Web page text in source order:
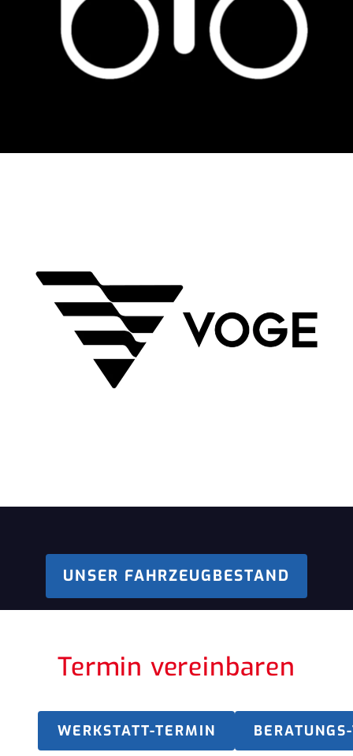
UNSER FAHRZEUGBESTAND
Termin vereinbaren
WERKSTATT-TERMIN